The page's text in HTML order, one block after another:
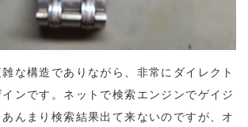
な構造でありながら、非常にダイレクト
ンです。ネットで検索エンジンでゲイジ
んまり検索結果出て来ないのですが、オ